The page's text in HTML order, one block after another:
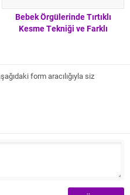
Bebek Örgülerinde Tırtıklı
Kesme Tekniği ve Farklı
form aracılığıyla siz